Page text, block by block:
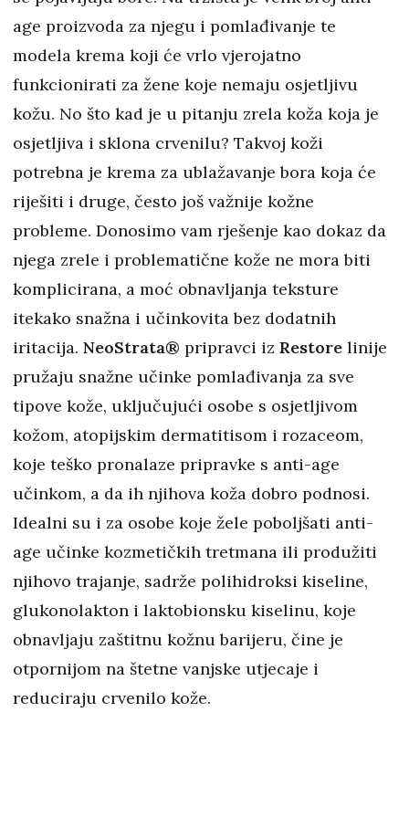
age proizvoda za njegu i pomlađivanje te
modela krema koji će vrlo vjerojatno
funkcionirati za žene koje nemaju osjetljivu
kožu. No što kad je u pitanju zrela koža koja je
osjetljiva i sklona crvenilu? Takvoj koži
potrebna je krema za ublažavanje bora koja će
riješiti i druge, često još važnije kožne
probleme. Donosimo vam rješenje kao dokaz da
njega zrele i problematične kože ne mora biti
komplicirana, a moć obnavljanja teksture
itekako snažna i učinkovita bez dodatnih
iritacija. NeoStrata® pripravci iz Restore linije
pružaju snažne učinke pomlađivanja za sve
tipove kože, uključujući osobe s osjetljivom
kožom, atopijskim dermatitisom i rozaceom,
koje teško pronalaze pripravke s anti-age
učinkom, a da ih njihova koža dobro podnosi.
Idealni su i za osobe koje žele poboljšati anti-
age učinke kozmetičkih tretmana ili produžiti
njihovo trajanje, sadrže polihidroksi kiseline,
glukonolakton i laktobionsku kiselinu, koje
obnavljaju zaštitnu kožnu barijeru, čine je
otpornijom na štetne vanjske utjecaje i
reduciraju crvenilo kože.